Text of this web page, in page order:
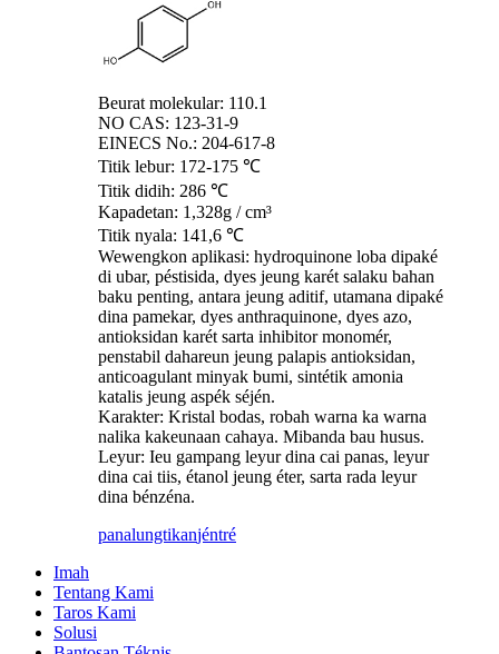
Beurat molekular: 110.1
NO CAS: 123-31-9
EINECS No.: 204-617-8
Titik lebur: 172-175 ℃
Titik didih: 286 ℃
Kapadetan: 1,328g / cm³
Titik nyala: 141,6 ℃
Wewengkon aplikasi: hydroquinone loba dipaké
di ubar, péstisida, dyes jeung karét salaku bahan
baku penting, antara jeung aditif, utamana dipaké
dina pamekar, dyes anthraquinone, dyes azo,
antioksidan karét sarta inhibitor monomér,
penstabil dahareun jeung palapis antioksidan,
anticoagulant minyak bumi, sintétik amonia
katalis jeung aspék séjén.
Karakter: Kristal bodas, robah warna ka warna
nalika kakeunaan cahaya. Mibanda bau husus.
Leyur: Ieu gampang leyur dina cai panas, leyur
dina cai tiis, étanol jeung éter, sarta rada leyur
dina bénzéna.
panalungtikanjéntré
Imah
Tentang Kami
Taros Kami
Solusi